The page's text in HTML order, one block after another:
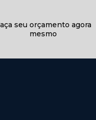
seu orçamento agora
mesmo